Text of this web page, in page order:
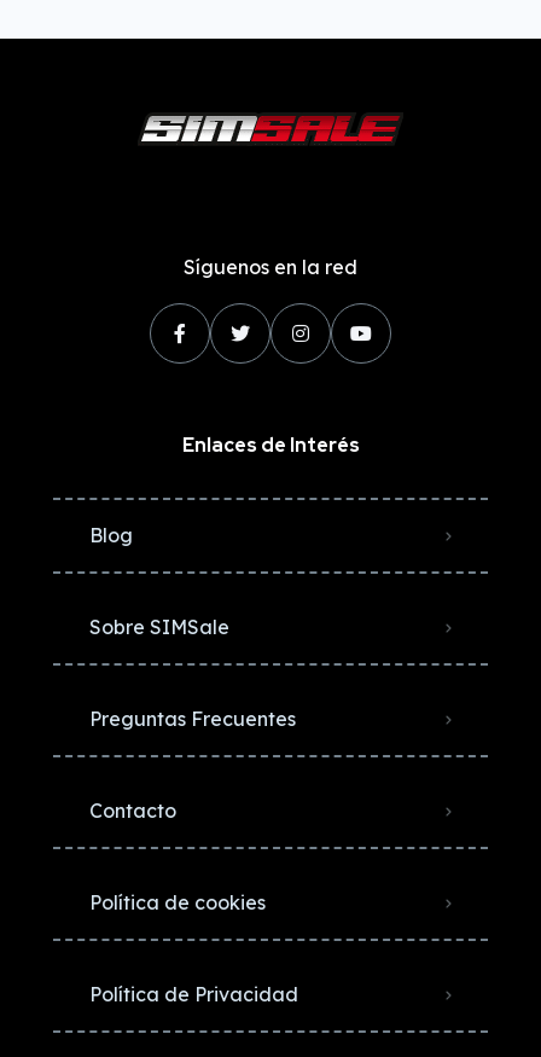
Síguenos en la red
Enlaces de Interés
Blog
Sobre SIMSale
Preguntas Frecuentes
Contacto
Política de cookies
Política de Privacidad